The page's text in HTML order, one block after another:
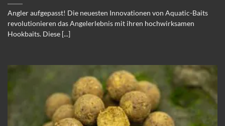
Angler aufgepasst! Die neuesten Innovationen von Aquatic-Baits
revolutionieren das Angelerlebnis mit ihren hochwirksamen
Hookbaits. Diese [...]